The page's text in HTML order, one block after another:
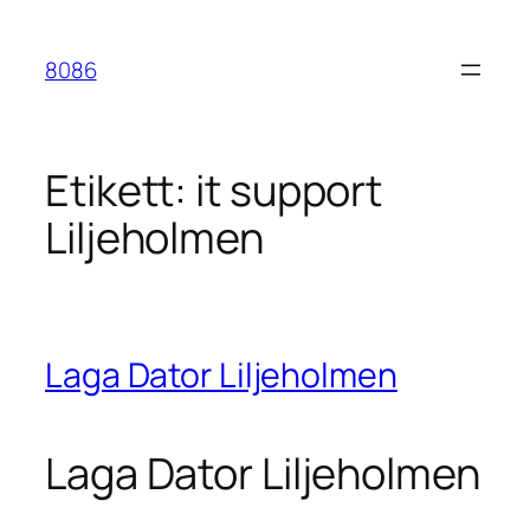
innehåll
8086
Etikett: it support
Liljeholmen
Laga Dator Liljeholmen
Laga Dator Liljeholmen